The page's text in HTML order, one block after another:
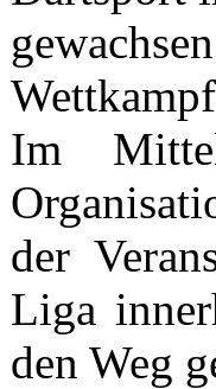
Im
der
Liga
den Weg